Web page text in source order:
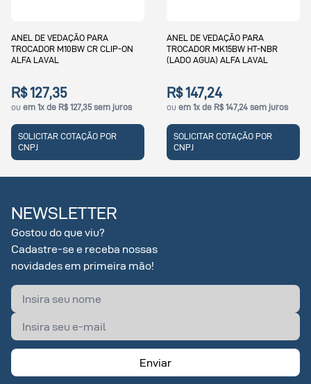
ANEL DE VEDAÇÃO PARA
TROCADOR M10BW CR CLIP-ON
ALFA LAVAL
R$ 127,35
ou em 1x de R$ 127,35 sem juros
SOLICITAR COTAÇÃO POR
CNPJ
ANEL DE VEDAÇÃO PARA
TROCADOR MK15BW HT-NBR
(LADO AGUA) ALFA LAVAL
R$ 147,24
ou em 1x de R$ 147,24 sem juros
SOLICITAR COTAÇÃO POR
CNPJ
NEWSLETTER
Gostou do que viu?
Cadastre-se e receba nossas
novidades em primeira mão!
Enviar